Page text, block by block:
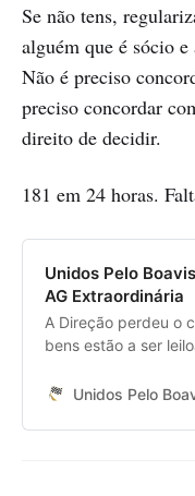
Se não tens,
alguém que é sócio
Não é preciso
preciso concordar
direito de decidir.
181 em 24 horas.
Unidos Pelo
AG Extraordinária
A Direção perdeu o
bens estão a ser
para convocar uma
Unidos Pelo